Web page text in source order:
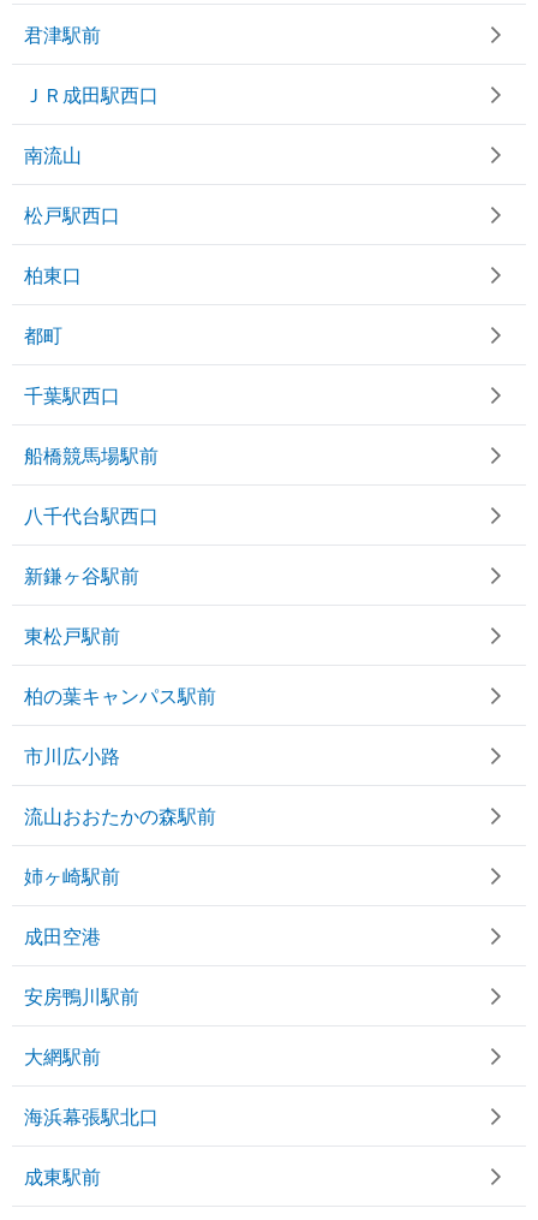
君津駅前
ＪＲ成田駅西口
南流山
松戸駅西口
柏東口
都町
千葉駅西口
船橋競馬場駅前
八千代台駅西口
新鎌ヶ谷駅前
東松戸駅前
柏の葉キャンパス駅前
市川広小路
流山おおたかの森駅前
姉ヶ崎駅前
成田空港
安房鴨川駅前
大網駅前
海浜幕張駅北口
成東駅前